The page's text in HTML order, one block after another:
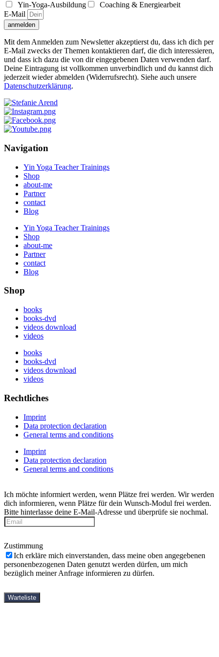
Yin-Yoga-Ausbildung
Coaching & Energiearbeit
E-Mail
anmelden
Mit dem Anmelden zum Newsletter akzeptierst du, dass ich dich per
E-Mail zwecks der Themen kontaktieren darf, die dich interessieren,
und dass ich dazu die von dir eingegebenen Daten verwenden darf.
Deine Eintragung ist vollkommen unverbindlich und du kannst dich
jederzeit wieder abmelden (Widerrufsrecht). Siehe auch unsere
Datenschutzerklärung.
Navigation
Yin Yoga Teacher Trainings
Shop
about-me
Partner
contact
Blog
Yin Yoga Teacher Trainings
Shop
about-me
Partner
contact
Blog
Shop
books
books-dvd
videos download
videos
books
books-dvd
videos download
videos
Rechtliches
Imprint
Data protection declaration
General terms and conditions
Imprint
Data protection declaration
General terms and conditions
Ich möchte informiert werden, wenn Plätze frei werden. Wir werden
dich informieren, wenn Plätze für dein Wunsch-Modul frei werden.
Bitte hinterlasse deine E-Mail-Adresse und überprüfe sie nochmal.
Zustimmung
Ich erkläre mich einverstanden, dass meine oben angegebenen
personenbezogenen Daten genutzt werden dürfen, um mich
bezüglich meiner Anfrage informieren zu dürfen.
Warteliste